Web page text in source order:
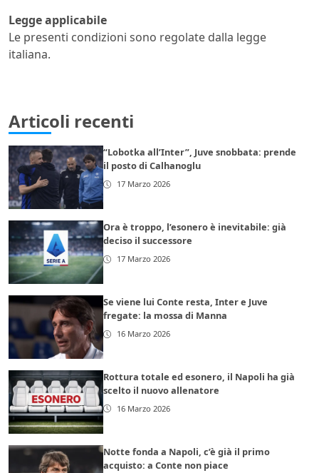
Legge applicabile
Le presenti condizioni sono regolate dalla legge
italiana.
Articoli recenti
“Lobotka all’Inter”, Juve snobbata: prende
il posto di Calhanoglu
17 Marzo 2026
Ora è troppo, l’esonero è inevitabile: già
deciso il successore
17 Marzo 2026
Se viene lui Conte resta, Inter e Juve
fregate: la mossa di Manna
16 Marzo 2026
Rottura totale ed esonero, il Napoli ha già
scelto il nuovo allenatore
16 Marzo 2026
Notte fonda a Napoli, c’è già il primo
acquisto: a Conte non piace